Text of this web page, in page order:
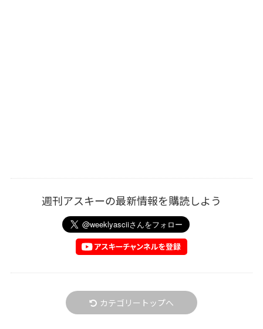
週刊アスキーの最新情報を購読しよう
カテゴリートップへ